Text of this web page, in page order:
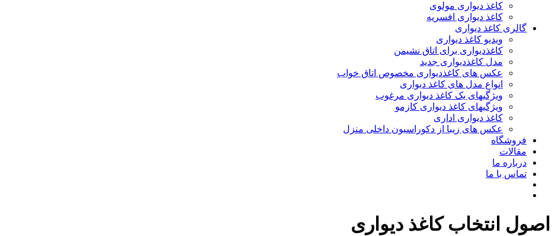
کاغذ دیواری مولوی
کاغذ دیواری افسریه
گالری کاغذ دیواری
ویدیو کاغذ دیواری
کاغذدیواری برای اتاق نشیمن
مدل کاغذدیواری جدید
عکس های کاغذدیواری مخصوص اتاق خواب
انواع مدل های کاغذ دیواری
ویژگیهای یک کاغذ دیواری مرغوب
ویژگیهای کاغذ دیواری کازمو
کاغذ دیواری اداری
عکس های زیبا از دکوراسیون داخلی منزل
فروشگاه
مقالات
درباره ما
تماس با ما
اصول انتخاب کاغذ دیواری